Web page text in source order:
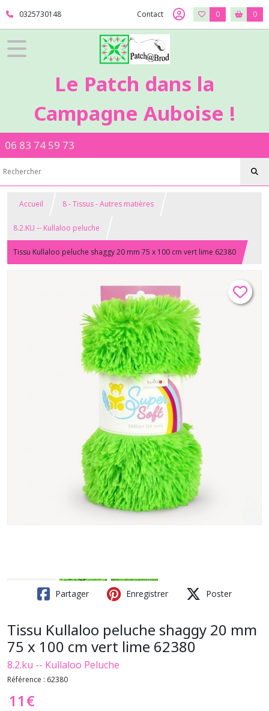
0325730148 Contact 0 0
Le Patch dans la
Campagne Auboise !
06 83 74 59 73
Accueil 8 - Tissus - Autres matières
8.2.KU -- Kullaloo peluche
Tissu Kullaloo peluche shaggy 20 mm 75 x 100 cm vert lime 62380
Partager Enregistrer Poster
Tissu Kullaloo peluche shaggy 20 mm
75 x 100 cm vert lime 62380
8.2.ku -- Kullaloo Peluche
Référence : 62380
11 €